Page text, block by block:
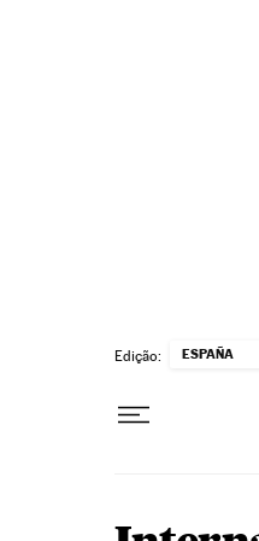
Edição: ESPAÑA